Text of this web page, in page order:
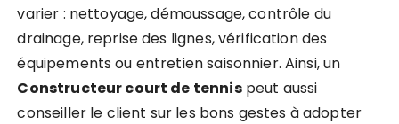
varier : nettoyage, démoussage, contrôle du
drainage, reprise des lignes, vérification des
équipements ou entretien saisonnier. Ainsi, un
Constructeur court de tennispeut aussi
conseiller le client sur les bons gestes à adopter